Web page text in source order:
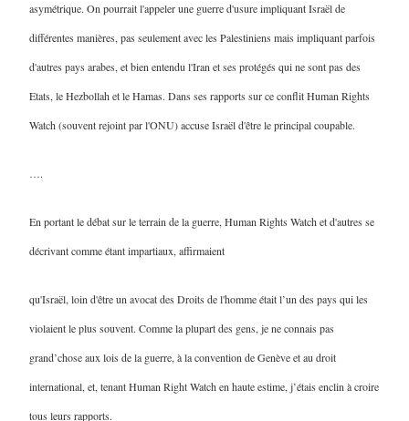
asymétrique. On pourrait l'appeler une guerre d'usure impliquant Israël de
différentes manières, pas seulement avec les Palestiniens mais impliquant parfois
d'autres pays arabes, et bien entendu l'Iran et ses protégés qui ne sont pas des
Etats, le Hezbollah et le Hamas. Dans ses rapports sur ce conflit Human Rights
Watch (souvent rejoint par l'ONU) accuse Israël d'être le principal coupable.
….
En portant le débat sur le terrain de la guerre, Human Rights Watch et d'autres se
décrivant comme étant impartiaux, affirmaient
qu'Israël, loin d'être un avocat des Droits de l'homme était l’un des pays qui les
violaient le plus souvent. Comme la plupart des gens, je ne connais pas
grand’chose aux lois de la guerre, à la convention de Genève et au droit
international, et, tenant Human Right Watch en haute estime, j’étais enclin à croire
tous leurs rapports.